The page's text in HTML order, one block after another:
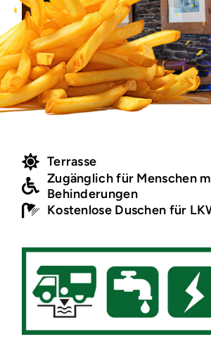
Terrasse
Zugänglich für Menschen
Behinderungen
Kostenlose Duschen für